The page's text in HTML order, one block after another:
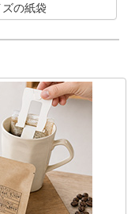
の紙袋